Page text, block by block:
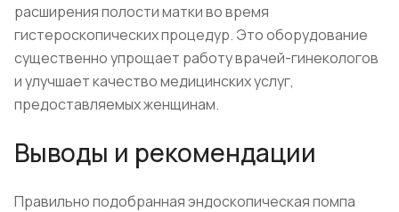
расширения полости матки во время
гистероскопических процедур. Это оборудование
существенно упрощает работу врачей-гинекологов
и улучшает качество медицинских услуг,
предоставляемых женщинам.
Выводы и рекомендации
Правильно подобранная эндоскопическая помпа